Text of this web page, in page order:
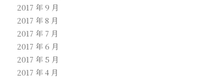
2017 年 9 月
2017 年 8 月
2017 年 7 月
2017 年 6 月
2017 年 5 月
2017 年 4 月